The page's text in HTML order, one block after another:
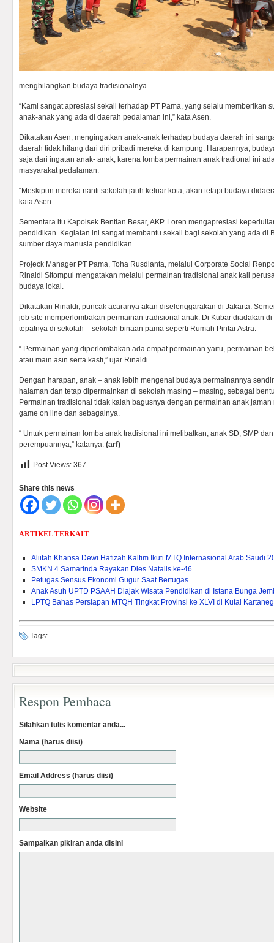
menghilangkan budaya tradisionalnya.
“Kami sangat apresiasi sekali terhadap PT Pama, yang selalu memberikan
anak-anak yang ada di daerah pedalaman ini,” kata Asen.
Dikatakan Asen, mengingatkan anak-anak terhadap budaya daerah ini
daerah tidak hilang dari diri pribadi mereka di kampung. Harapannya,
saja dari ingatan anak- anak, karena lomba permainan anak tradional ini
masyarakat pedalaman.
“Meskipun mereka nanti sekolah jauh keluar kota, akan tetapi budaya
kata Asen.
Sementara itu Kapolsek Bentian Besar, AKP. Loren mengapresiasi
pendidikan. Kegiatan ini sangat membantu sekali bagi sekolah yang ada di
sumber daya manusia pendidikan.
Projeck Manager PT Pama, Toha Rusdianta, melalui Corporate Social
Rinaldi Sitompul mengatakan melalui permainan tradisional anak kali
budaya lokal.
Dikatakan Rinaldi, puncak acaranya akan diselenggarakan di Jakarta.
job site memperlombakan permainan tradisional anak. Di Kubar diadakan
tepatnya di sekolah – sekolah binaan pama seperti Rumah Pintar Astra.
“ Permainan yang diperlombakan ada empat permainan yaitu, permainan
atau main asin serta kasti,” ujar Rinaldi.
Dengan harapan, anak – anak lebih mengenal budaya permainannya
halaman dan tetap dipermainkan di sekolah masing – masing, sebagai
Permainan tradisional tidak kalah bagusnya dengan permainan anak
game on line dan sebagainya.
“ Untuk permainan lomba anak tradisional ini melibatkan, anak SD, SMP
perempuannya,” katanya. (arf)
Post Views: 367
Share this news
ARTIKEL TERKAIT
Aliifah Khansa Dewi Hafizah Kaltim Ikuti MTQ Internasional Arab Saudi
SMKN 4 Samarinda Rayakan Dies Natalis ke-46
Petugas Sensus Ekonomi Gugur Saat Bertugas
Anak Asuh UPTD PSAAH Diajak Wisata Pendidikan di Istana Bunga
LPTQ Bahas Persiapan MTQH Tingkat Provinsi ke XLVI di Kutai
Tags:
Respon Pembaca
Silahkan tulis komentar anda...
Nama (harus diisi)
Email Address (harus diisi)
Website
Sampaikan pikiran anda disini